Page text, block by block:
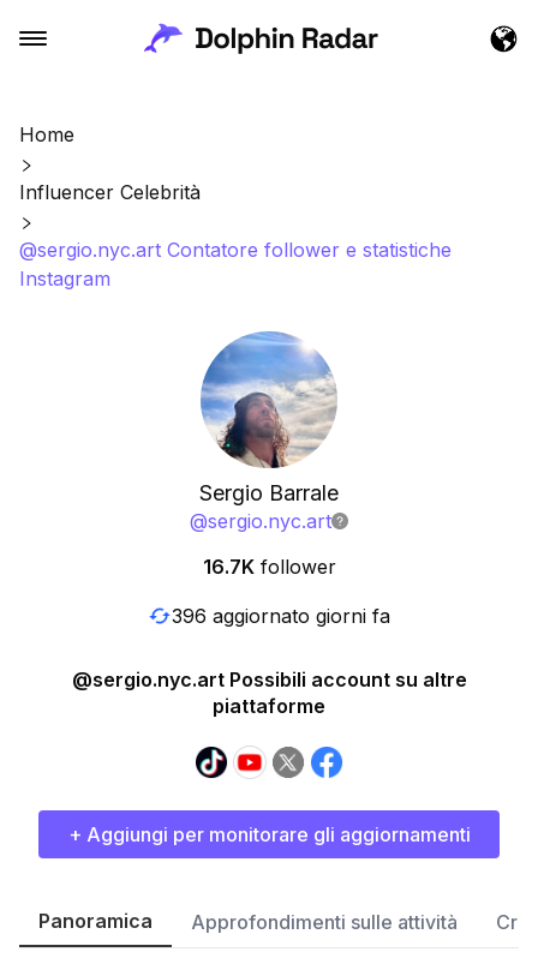
Home
Influencer Celebrità
@sergio.nyc.art Contatore follower e statistiche
Instagram
Sergio Barrale
@sergio.nyc.art
16.7K follower
396 aggiornato giorni fa
@sergio.nyc.art Possibili account su altre
piattaforme
+ Aggiungi per monitorare gli aggiornamenti
Panoramica Approfondimenti sulle attività